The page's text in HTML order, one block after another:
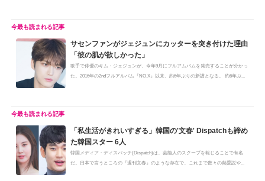
サセンファンがジェジュンにカッターを突き付けた理由
「彼の肌が欲しかった」
歌手で俳優のキム・ジェジュンが、今年9月にフルアムバムを発売することが分かっ
た。2016年の2ndフルアルバム『NO.X』以来、約6年ぶりの新譜となる。 約6年ぶ...
「私生活がきれいすぎる」韓国の'文春' Dispatchも諦め
た韓国スター 6人
韓国メディア・ディスパッチ(Dispatch)は、芸能人のスクープを報じることで有名
だ。日本で言うところの『週刊文春』のような存在で、これまで数々の熱愛説や...